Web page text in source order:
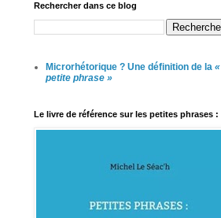
Rechercher dans ce blog
Microrhétorique ? Une définition de la «
petite phrase »
Le livre de référence sur les petites phrases :